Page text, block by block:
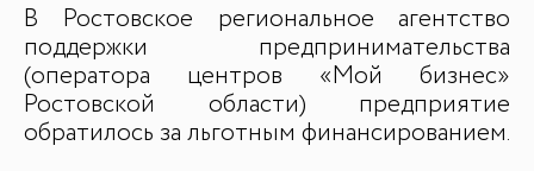
В Ростовское региональное агентство
поддержки предпринимательства
(оператора центров «Мой бизнес»
Ростовской области) предприятие
обратилось за льготным финансированием.